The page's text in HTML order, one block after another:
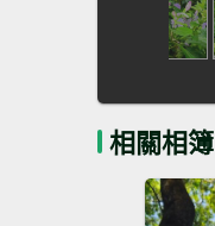
相關相簿